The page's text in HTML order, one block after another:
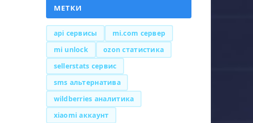
МЕТКИ
api сервисы
mi.com сервер
mi unlock
ozon статистика
sellerstats сервис
sms альтернатива
wildberries аналитика
xiaomi аккаунт